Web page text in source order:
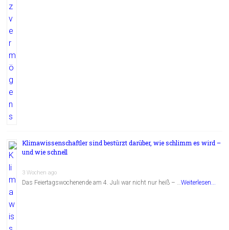
Klimawissenschaftler sind bestürzt darüber, wie schlimm es wird –
und wie schnell
3 Wochen ago
Das Feiertagswochenende am 4. Juli war nicht nur heiß – …Weiterlesen...